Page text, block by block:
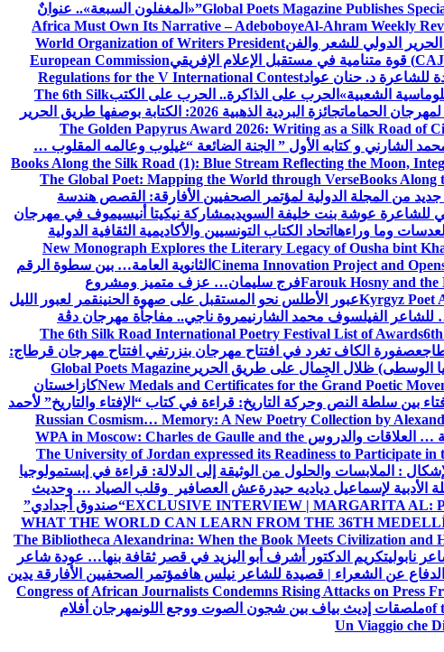
Global Poets Magazine Publishes «المغفلون السبعة».. عنوانٌ
Africa Must Own Its Narrative – AdeboboyeAl-Ahram Weekly
الدولي للشعر والفنWorld Organization of Writers President
European Commission
للشاعرة د. حنان عوادRegulations for the V International Contest
الشعبية» الحرب على الذاكرة.. الحرب على الكتبThe 6th Silk
الحمامات
جائزة البردية الذهبية 2026: الكتابة بوصفها طريق الحرير
The Golden Papyrus Award 2026: Writing as a Silk Road of
الشارني و كتابه الأول ” الجنة الضائعة “غيلوب وعالمه المقلوب …
Books Along the Silk Road (1): Blue Stream Reflecting the Moon,
The Global Poet: Mapping the World through VerseBooks Along
من المجلة الدولية لمؤتمر الصحفيين الأفارقة: القصص هندسة
للشاعرة عوشة بنت خليفة السويديمشاركة نيكيتا أنيسيموف في مهرجان
وما وراءها اتحاد الكتاب التونسيين والأكاديمية الثقافية الدولية
New Monograph Explores the Literary Legacy of Ousha bint
Cinema Innovation Project and الثانوية العامة… بين سطوة الرقم
Farouk Hosny andفرج سليمان… عزف متميز ومشروع
Kyrgyz Poetعبور الأطلس نحو المستقبل على صهوة الحنينقمر لعبور الليل
للشاعر الفيلسوف محمد الشارنيمروة ناجي.. مفاجأة مهرجان دڨة
The 6th Silk Road International Poetry Festival List of Awards
عصفورة الكاف تغرد في افتتاح مهرجان بنزرتفي افتتاح مهرجان قرطاج:
الوسطى) ظلال الجِمال على طريق الحرير Global Poets Magazine
New Medals and Certificates for the Grand Poeticكازاخستان
بين سلطة النص وحركة التاريخ: قراءة في كتاب “الإفتاء والتاريخ” لأحمد
Russian Cosmism… Memory: A New Poetry Collection by
… العلاقات والدروس WPA in Moscow: Charles de Gaulle and the
The University of Jordan expressed its Readiness to Participate in
: الملابسات والحلول من الوثيقة إلى الدلالة: قراءة في إبستمولوجيا
لإسماعيل دياديه حيدرةعش العصافير وقلب الصياد … وحديث
EXCLUSIVE INTERVIEW | MARGARITA AL:“صندوق أجدادي”
WHAT THE WORLD CAN LEARN FROM THE 36TH
The Bibliotheca Alexandrina: When the Book Meets Civilization and
نابوليتكريم الدكتور أشرف أبو اليزيد في قصر ثقافة بنها… عودة شاعر
عن الشعراء | قصيدة للشاعر نيلس هافمؤتمر الصحفيين الأفارقة يدين
Congress of African Journalists Condemns Rising Attacks on Press
ofملصقات إديث بياف بين شجون الصوت ووجع اللونمهرجان أفلام
Un Viaggio che